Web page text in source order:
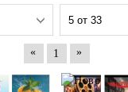
« 1 »